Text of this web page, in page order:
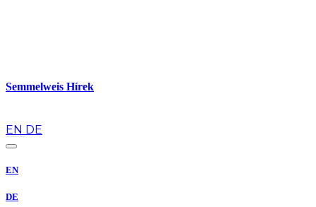
Semmelweis Hírek
EN DE
EN
DE